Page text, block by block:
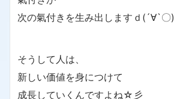
次の氣付きを生み出しますｄ(´∀`〇)
そうして人は、
新しい価値を身につけて
成長していくんですよね☆彡